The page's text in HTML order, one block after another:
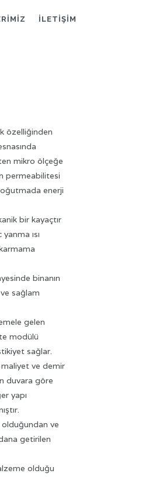
İLETİŞİM
özelliğinden
mikro ölçeğe
permeabilitesi
enerji
bir kayaçtır
ısı
binanın
sağlam
gelen
modülü
sağlar.
ve demir
duvara göre
yapı
olduğundan ve
getirilen
olduğu